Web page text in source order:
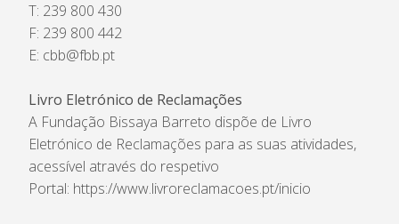
T: 239 800 430
F: 239 800 442
E: cbb@fbb.pt
Livro Eletrónico de Reclamações
A Fundação Bissaya Barreto dispõe de Livro
Eletrónico de Reclamações para as suas atividades,
acessível através do respetivo
Portal: https://www.livroreclamacoes.pt/inicio